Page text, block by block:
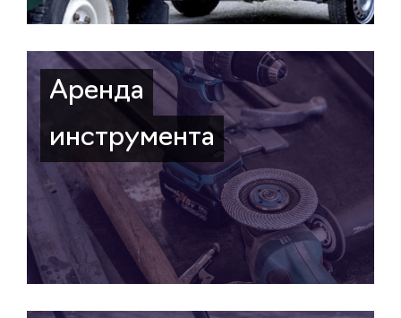
Аренда
инструмента